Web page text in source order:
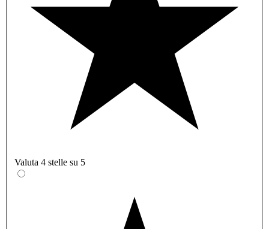
Valuta 4 stelle su 5